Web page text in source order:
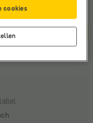
te zien
cookies